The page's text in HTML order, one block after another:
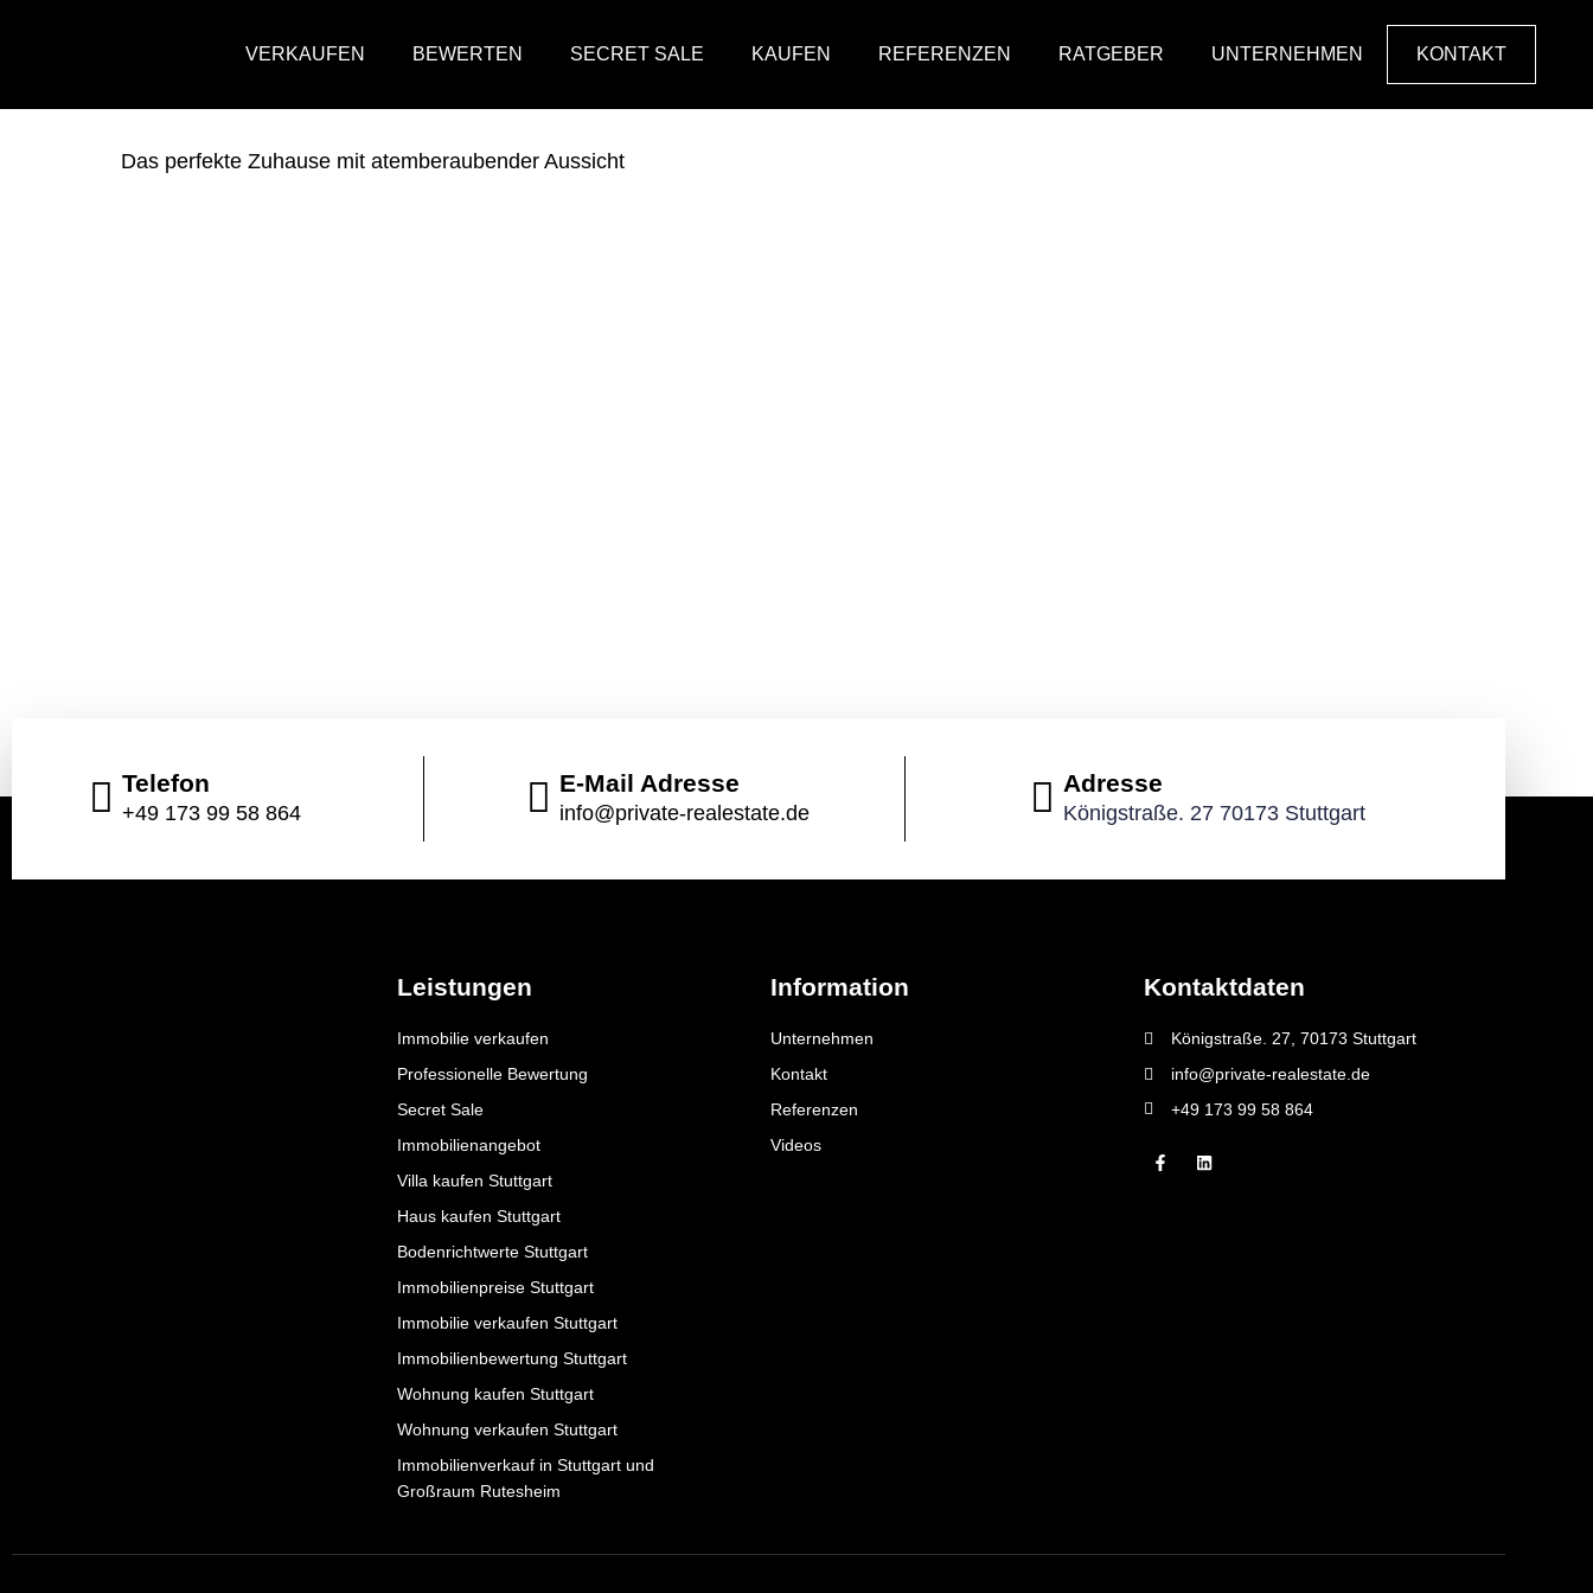
VERKAUFEN BEWERTEN SECRET SALE KAUFEN REFERENZEN RATGEBER UNTERNEHMEN KONTAKT
Das perfekte Zuhause mit atemberaubender Aussicht
Telefon
+49 173 99 58 864
E-Mail Adresse
info@private-realestate.de
Adresse
Königstraße. 27 70173 Stuttgart
Leistungen
Immobilie verkaufen
Professionelle Bewertung
Secret Sale
Immobilienangebot
Villa kaufen Stuttgart
Haus kaufen Stuttgart
Bodenrichtwerte Stuttgart
Immobilienpreise Stuttgart
Immobilie verkaufen Stuttgart
Immobilienbewertung Stuttgart
Wohnung kaufen Stuttgart
Wohnung verkaufen Stuttgart
Immobilienverkauf in Stuttgart und
Großraum Rutesheim
Information
Unternehmen
Kontakt
Referenzen
Videos
Kontaktdaten
Königstraße. 27, 70173 Stuttgart
info@private-realestate.de
+49 173 99 58 864